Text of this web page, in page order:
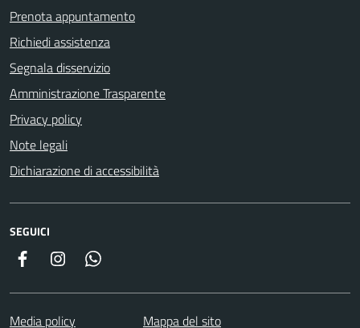
Prenota appuntamento
Richiedi assistenza
Segnala disservizio
Amministrazione Trasparente
Privacy policy
Note legali
Dichiarazione di accessibilità
SEGUICI
Facebook Instagram
Media policy Mappa del sito